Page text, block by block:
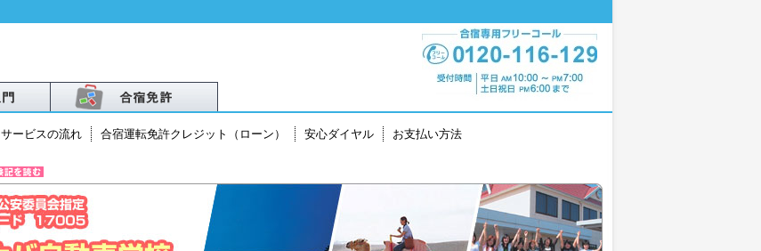
サービスの流れ 合宿運転免許クレジット（ローン） 安心ダイヤル お支払い方法